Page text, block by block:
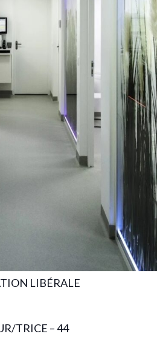
LIBÉRALE
TRICE – 44